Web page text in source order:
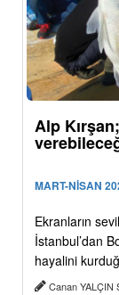
Alp
MART-NİSAN
Ekranların
İstanbul’dan
hayalini
Canan YALÇIN